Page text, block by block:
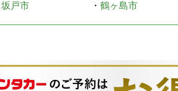
坂戸市 ・ 鶴ヶ島市